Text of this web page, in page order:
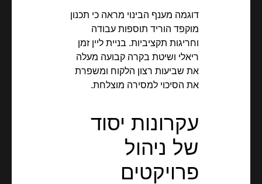
דוגמה מענף הבינוי מראה כי תכנון
מוקפד הוריד תוספות עבודה
וחריגות תקציביות. בניית ליין זמן
ריאלי ושיטת בקרה קבועה מעלה
את שביעות רצון הלקוח ומשפרת
את הסיכוי למסירה מוצלחת.
עקרונות יסוד
של ניהול
פרויקטים